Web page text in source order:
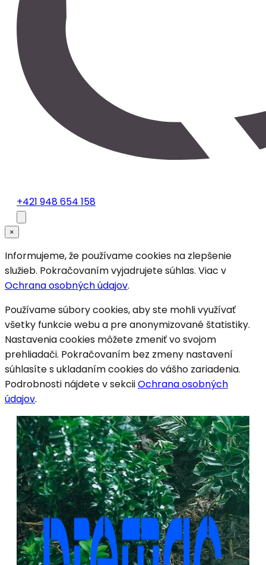
+421 948 654 158
×
Informujeme, že používame cookies na zlepšenie
služieb. Pokračovaním vyjadrujete súhlas. Viac v
Ochrana osobných údajov.
Používame súbory cookies, aby ste mohli využívať
všetky funkcie webu a pre anonymizované štatistiky.
Nastavenia cookies môžete zmeniť vo svojom
prehliadači. Pokračovaním bez zmeny nastavení
súhlasíte s ukladaním cookies do vášho zariadenia.
Podrobnosti nájdete v sekciiOchrana osobných
údajov.